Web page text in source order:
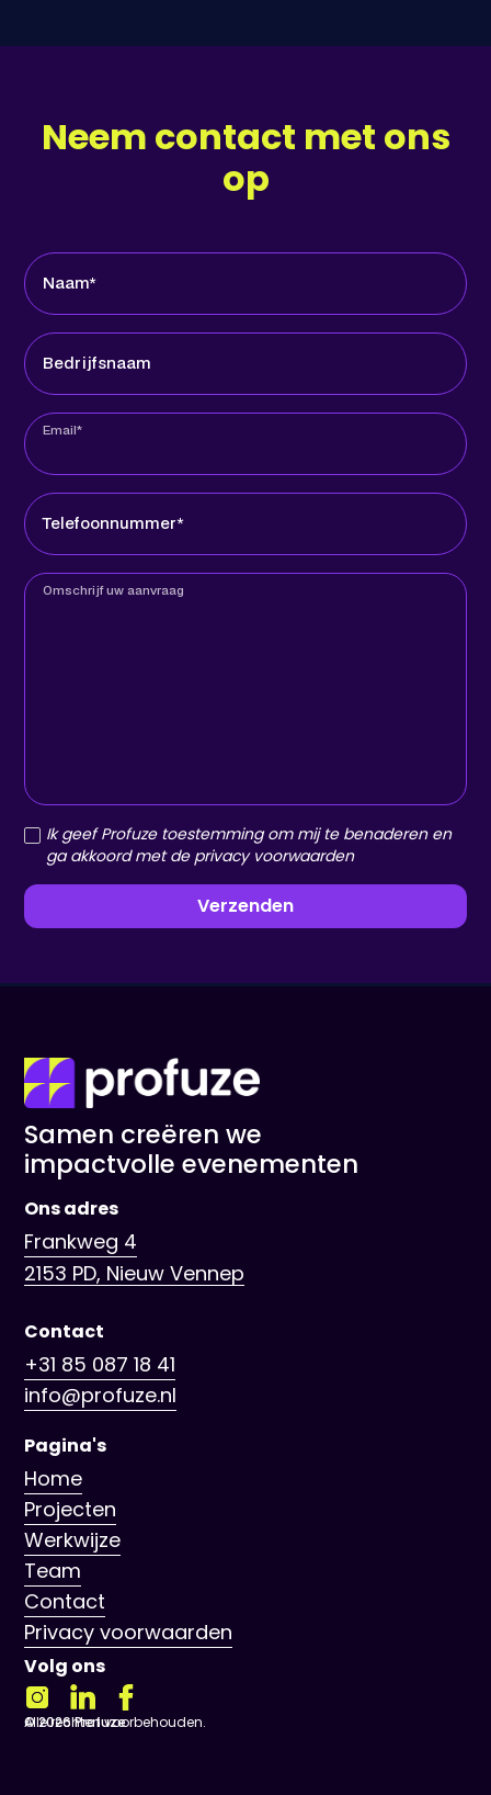
Neem contact met ons
op
Naam*
Bedrijfsnaam
Email*
Telefoonnummer*
Omschrijf uw aanvraag
Ik geef Profuze toestemming om mij te benaderen en
ga akkoord met de privacy voorwaarden
Samen creëren we
impactvolle evenementen
Ons adres
Frankweg 4
2153 PD, Nieuw Vennep
Contact
+31 85 087 18 41
info@profuze.nl
Pagina's
Home
Projecten
Werkwijze
Team
Contact
Privacy voorwaarden
Volg ons
©2026Profuze
Alle rechten voorbehouden.